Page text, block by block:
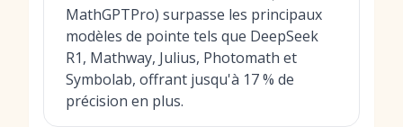
MathGPTPro) surpasse les principaux
modèles de pointe tels que DeepSeek
R1, Mathway, Julius, Photomath et
Symbolab, offrant jusqu'à 17 % de
précision en plus.